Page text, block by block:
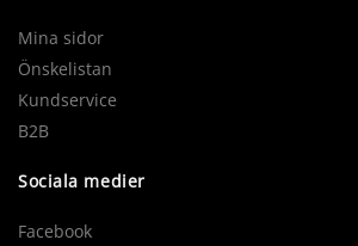
Mina sidor
Önskelistan
Kundservice
B2B
Sociala medier
Facebook